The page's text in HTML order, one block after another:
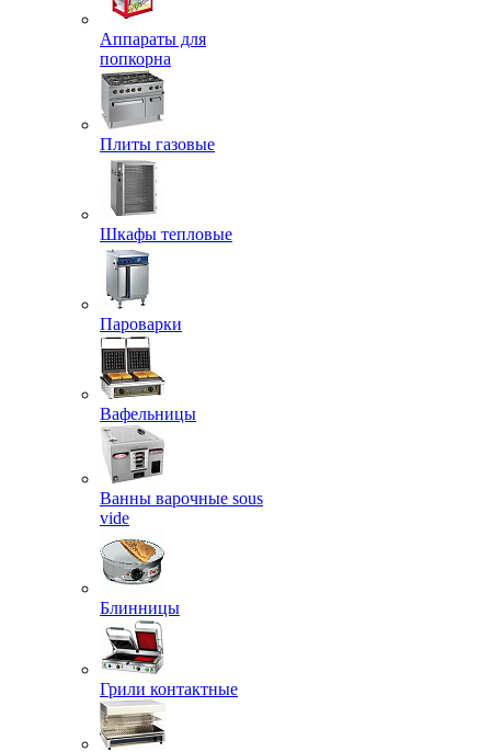
Аппараты для
попкорна
Плиты газовые
Шкафы тепловые
Пароварки
Вафельницы
Ванны варочные sous
vide
Блинницы
Грили контактные